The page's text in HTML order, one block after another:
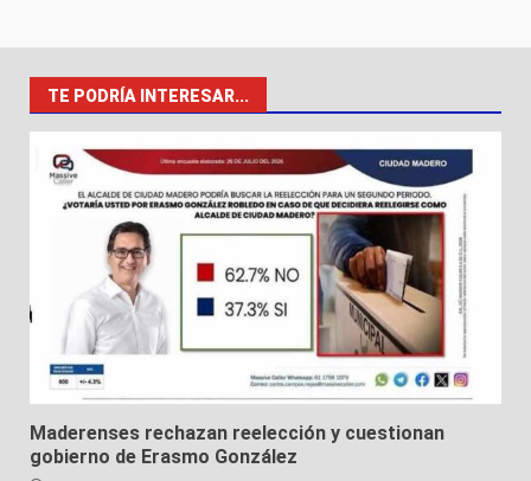
TE PODRÍA INTERESAR...
Maderenses rechazan reelección y cuestionan
gobierno de Erasmo González